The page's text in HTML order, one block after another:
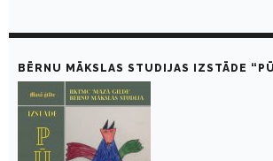
BĒRNU MĀKSLAS STUDIJAS IZSTĀDE